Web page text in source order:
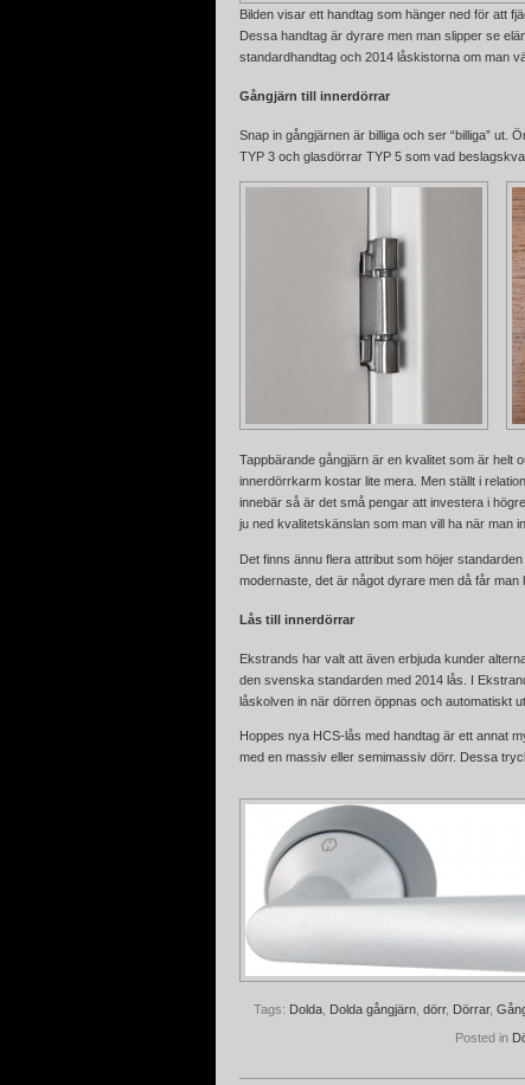
Bilden visar ett handtag som hänger ned för att
Dessa handtag är dyrare men man slipper se
standardhandtag och 2014 låskistorna om man
Gångjärn till innerdörrar
Snap in gångjärnen är billiga och ser “billiga” ut.
TYP 3 och glasdörrar TYP 5 som vad
Tappbärande gångjärn är en kvalitet som är helt
innerdörrkarm kostar lite mera. Men ställt i
innebär så är det små pengar att investera i
ju ned kvalitetskänslan som man vill ha när man
Det finns ännu flera attribut som höjer
modernaste, det är något dyrare men då får
Lås till innerdörrar
Ekstrands har valt att även erbjuda kunder
den svenska standarden med 2014 lås. I
låskolven in när dörren öppnas och automatiskt
Hoppes nya HCS-lås med handtag är ett annat
med en massiv eller semimassiv dörr. Dessa
Tags: Dolda, Dolda gångjärn, dörr, Dörrar,
Posted in